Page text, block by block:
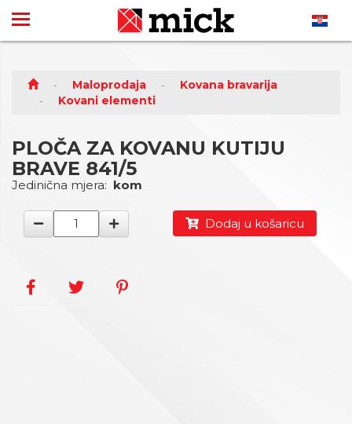
Maloprodaja
Kovana bravarija
Kovani elementi
PLOČA ZA KOVANU KUTIJU
BRAVE 841/5
Jedinična mjera: kom
Dodaj u košaricu